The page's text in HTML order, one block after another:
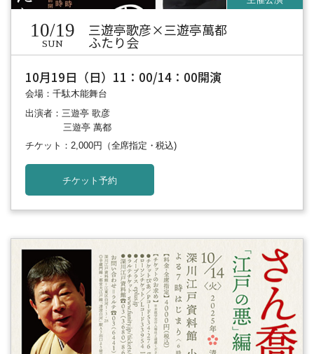
10/19
SUN
三遊亭歌彦×三遊亭萬都
ふたり会
10月19日（日）11：00/14：00開演
会場：千駄木能舞台
出演者：三遊亭 歌彦
三遊亭 萬都
チケット：2,000円 （全席指定・税込)
チケット予約